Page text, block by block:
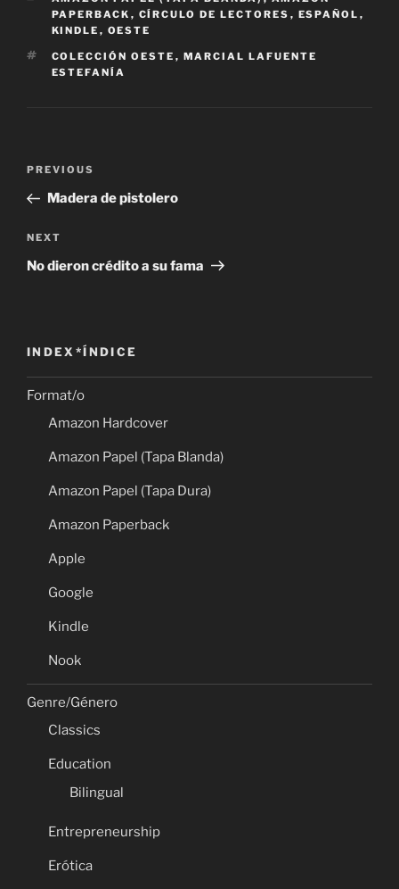
PAPERBACK , CÍRCULO DE LECTORES , ESPAÑOL ,
KINDLE , OESTE
TAGS
COLECCIÓN OESTE , MARCIAL LAFUENTE
ESTEFANÍA
Previous
Post
PREVIOUS
Madera de pistolero
Next
Post
NEXT
No dieron crédito a su fama
INDEX*ÍNDICE
Format/o
Amazon Hardcover
Amazon Papel (Tapa Blanda)
Amazon Papel (Tapa Dura)
Amazon Paperback
Apple
Google
Kindle
Nook
Genre/Género
Classics
Education
Bilingual
Entrepreneurship
Erótica